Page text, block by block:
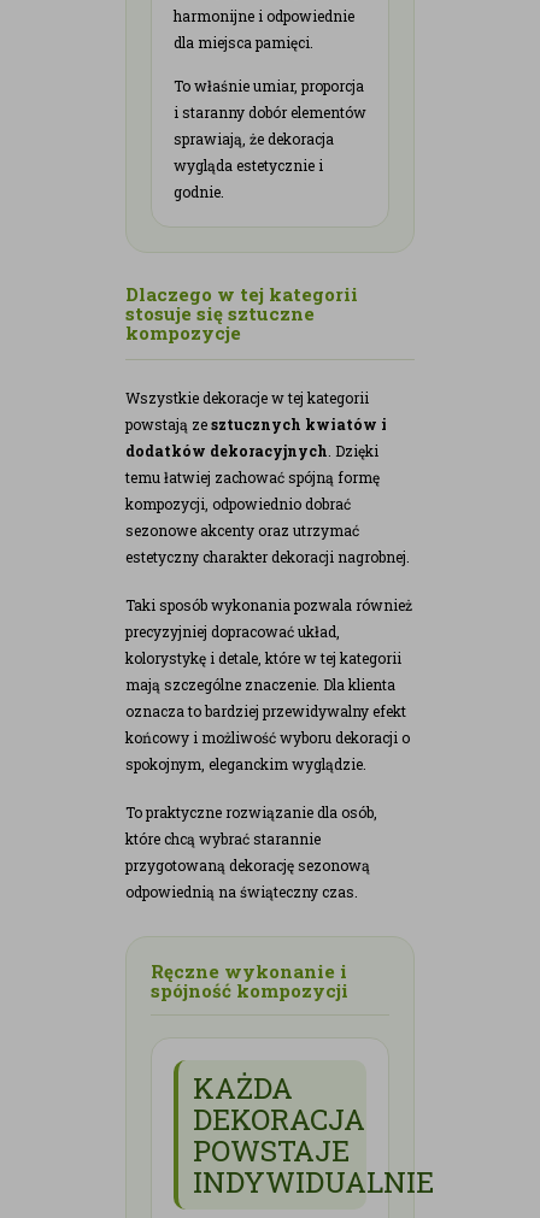
harmonijne i odpowiednie
dla miejsca pamięci.
To właśnie umiar, proporcja
i staranny dobór elementów
sprawiają, że dekoracja
wygląda estetycznie i
godnie.
Dlaczego w tej kategorii
stosuje się sztuczne
kompozycje
Wszystkie dekoracje w tej kategorii
powstają zesztucznych kwiatów i
dodatków dekoracyjnych . Dzięki
temu łatwiej zachować spójną formę
kompozycji, odpowiednio dobrać
sezonowe akcenty oraz utrzymać
estetyczny charakter dekoracji nagrobnej.
Taki sposób wykonania pozwala również
precyzyjniej dopracować układ,
kolorystykę i detale, które w tej kategorii
mają szczególne znaczenie. Dla klienta
oznacza to bardziej przewidywalny efekt
końcowy i możliwość wyboru dekoracji o
spokojnym, eleganckim wyglądzie.
To praktyczne rozwiązanie dla osób,
które chcą wybrać starannie
przygotowaną dekorację sezonową
odpowiednią na świąteczny czas.
Ręczne wykonanie i
spójność kompozycji
KAŻDA
DEKORACJA
POWSTAJE
INDYWIDUALNIE